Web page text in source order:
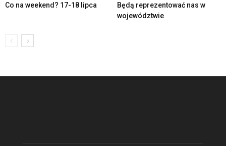
Co na weekend? 17-18 lipca
Będą reprezentować nas w
województwie